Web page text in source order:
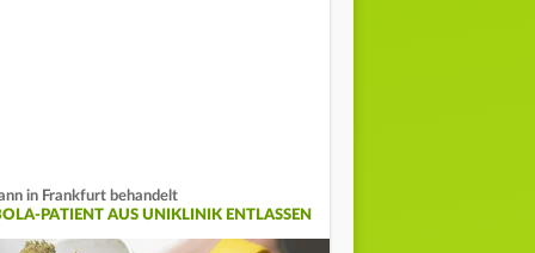
in Frankfurt behandelt
PATIENT AUS UNIKLINIK ENTLASSEN